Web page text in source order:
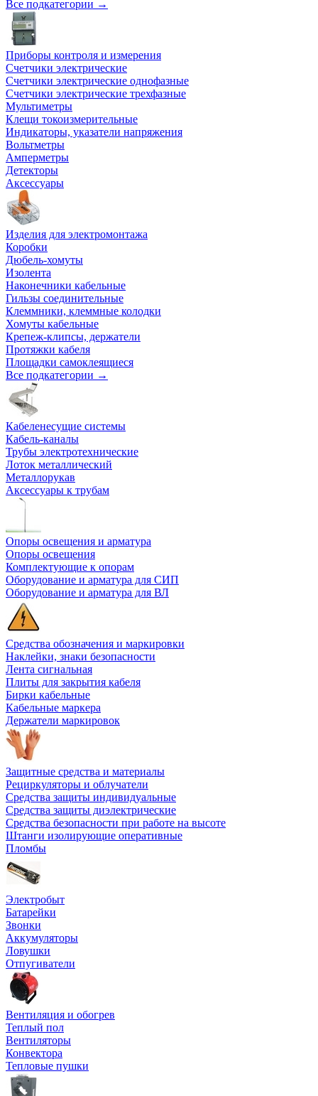
Все подкатегории →
Приборы контроля и измерения
Счетчики электрические
Счетчики электрические однофазные
Счетчики электрические трехфазные
Мультиметры
Клещи токоизмерительные
Индикаторы, указатели напряжения
Вольтметры
Амперметры
Детекторы
Аксессуары
Изделия для электромонтажа
Коробки
Дюбель-хомуты
Изолента
Наконечники кабельные
Гильзы соединительные
Клеммники, клеммные колодки
Хомуты кабельные
Крепеж-клипсы, держатели
Протяжки кабеля
Площадки самоклеящиеся
Все подкатегории →
Кабеленесущие системы
Кабель-каналы
Трубы электротехнические
Лоток металлический
Металлорукав
Аксессуары к трубам
Опоры освещения и арматура
Опоры освещения
Комплектующие к опорам
Оборудование и арматура для СИП
Оборудование и арматура для ВЛ
Средства обозначения и маркировки
Наклейки, знаки безопасности
Лента сигнальная
Плиты для закрытия кабеля
Бирки кабельные
Кабельные маркера
Держатели маркировок
Защитные средства и материалы
Рециркуляторы и облучатели
Средства защиты индивидуальные
Средства защиты диэлектрические
Средства безопасности при работе на высоте
Штанги изолирующие оперативные
Пломбы
Электробыт
Батарейки
Звонки
Аккумуляторы
Ловушки
Отпугиватели
Вентиляция и обогрев
Теплый пол
Вентиляторы
Конвектора
Тепловые пушки